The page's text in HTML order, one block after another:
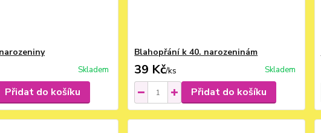
Skladem
Přidat do košíku
Blahopřání k 40. narozeninám
39 Kč/ks Skladem
Přidat do košíku